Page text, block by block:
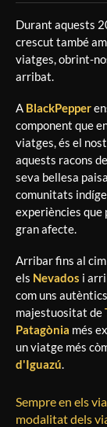
Durant aquests
crescut també
viatges, obrint-
arribat.
A BlackPepper
component que
viatges, és el
aquests racons
seva bellesa
comunitats
experiències que
gran afecte.
Arribar fins al
els Nevados i
com uns
majestuositat de
Patagònia més
un viatge més
d'Iguazú.
Sempre en els
modalitat dels